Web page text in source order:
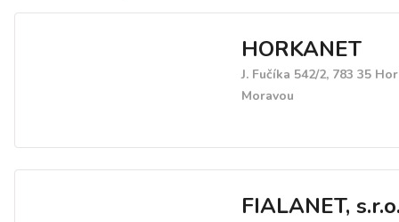
HORKANET
J. Fučíka 542/2, 783 35
Moravou
FIALANET,